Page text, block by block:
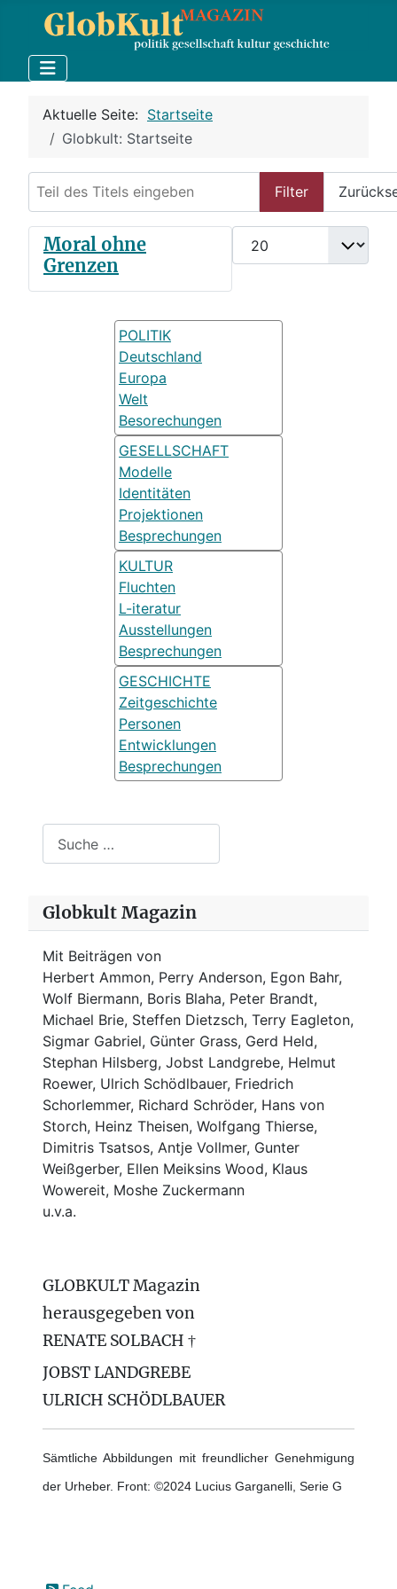
Aktuelle Seite: Startseite
Globkult: Startseite
Filter
Anzeige #
Moral ohne
Grenzen
POLITIK
Deutschland
Europa
Welt
Besorechungen
GESELLSCHAFT
Modelle
Identitäten
Projektionen
Besprechungen
KULTUR
Fluchten
L-iteratur
Ausstellungen
Besprechungen
GESCHICHTE
Zeitgeschichte
Personen
Entwicklungen
Besprechungen
Globkult Magazin
Mit Beiträgen von
Herbert Ammon, Perry Anderson, Egon Bahr,
Wolf Biermann, Boris Blaha, Peter Brandt,
Michael Brie, Steffen Dietzsch, Terry Eagleton,
Sigmar Gabriel, Günter Grass, Gerd Held,
Stephan Hilsberg, Jobst Landgrebe, Helmut
Roewer, Ulrich Schödlbauer, Friedrich
Schorlemmer, Richard Schröder, Hans von
Storch, Heinz Theisen, Wolfgang Thierse,
Dimitris Tsatsos, Antje Vollmer, Gunter
Weißgerber, Ellen Meiksins Wood, Klaus
Wowereit, Moshe Zuckermann
u.v.a.
GLOBKULT Magazin
herausgegeben von
RENATE SOLBACH †
JOBST LANDGREBE
ULRICH SCHÖDLBAUER
Sämtliche Abbildungen mit freundlicher Genehmigung
der Urheber. Front: ©2024 Lucius Garganelli, Serie G